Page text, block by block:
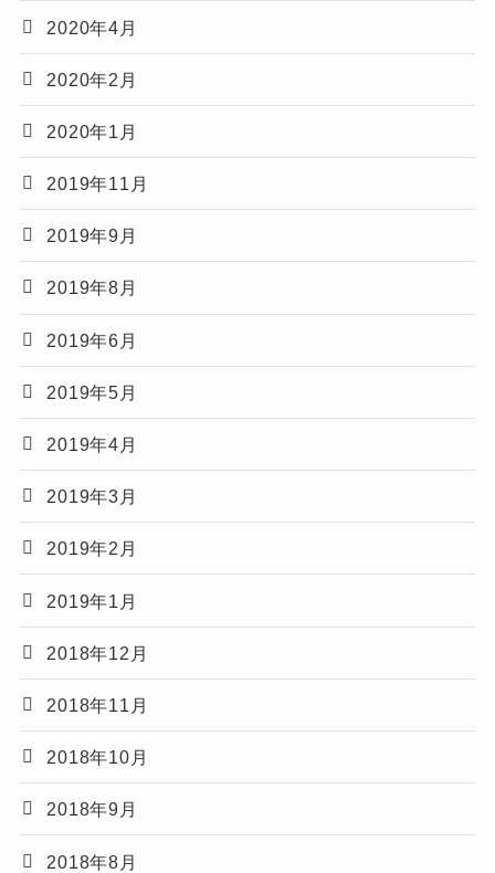
2020年4月
2020年2月
2020年1月
2019年11月
2019年9月
2019年8月
2019年6月
2019年5月
2019年4月
2019年3月
2019年2月
2019年1月
2018年12月
2018年11月
2018年10月
2018年9月
2018年8月